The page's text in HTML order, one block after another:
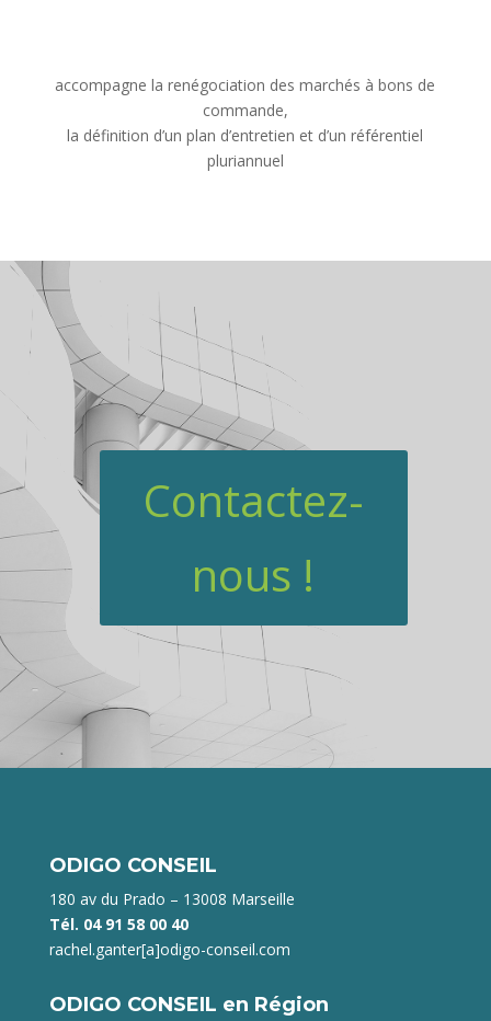
accompagne la renégociation des marchés à bons de
commande,
la définition d’un plan d’entretien et d’un référentiel
pluriannuel
Contactez-
nous !
ODIGO CONSEIL
180 av du Prado – 13008 Marseille
Tél. 04 91 58 00 40
rachel.ganter[a]odigo-conseil.com
ODIGO CONSEIL en Région